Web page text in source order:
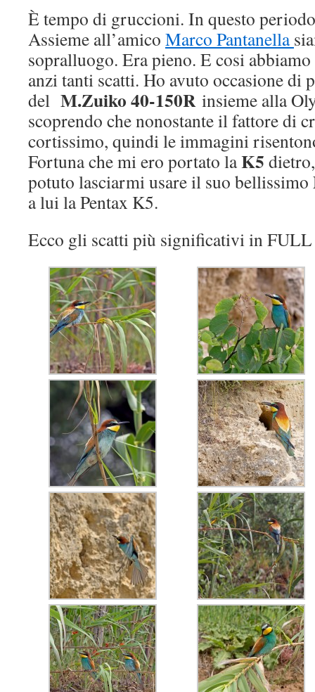
È tempo di gruccioni. In questo
Assieme all’amico Marco Pantanella
sopralluogo. Era pieno. E cosi
anzi tanti scatti. Ho avuto occasione di
del M.Zuiko 40-150R insieme alla
scoprendo che nonostante il fattore di
cortissimo, quindi le immagini
Fortuna che mi ero portato laK5
potuto lasciarmi usare il suo bellissimo
a lui la Pentax K5.
Ecco gli scatti più significativi in